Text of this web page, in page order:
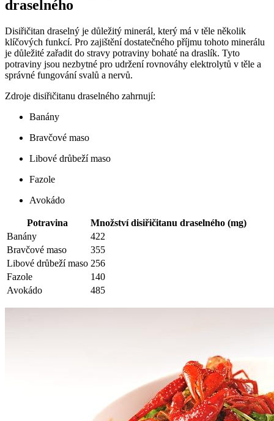
draselného
Disiřičitan draselný je důležitý minerál, který má v těle několik
klíčových funkcí. Pro zajištění dostatečného příjmu tohoto minerálu
je důležité zařadit do stravy potraviny bohaté na draslík. Tyto
potraviny jsou nezbytné pro udržení rovnováhy elektrolytů v těle a
správné fungování svalů a nervů.
Zdroje disiřičitanu draselného zahrnují:
Banány
Bravčové maso
Libové drůbeží maso
Fazole
Avokádo
Potravina
Množství disiřičitanu draselného (mg)
Banány
422
Bravčové maso
355
Libové drůbeží maso 256
Fazole
140
Avokádo
485